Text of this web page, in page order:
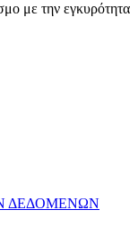
με την εγκυρότητα
ΔΕΔΟΜΕΝΩΝ